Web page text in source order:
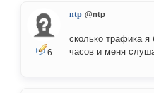
6
ntp @ntp
сколько трафика я
часов и меня